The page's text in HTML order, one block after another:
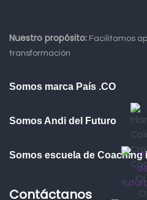
Nuestro propósito: Facilitamos
transformación
Somos marca País .CO
Somos Andi del Futuro
Somos escuela de Coaching
Contáctanos